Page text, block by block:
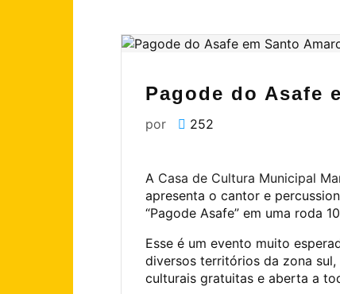
Pagode do Asafe
por 252
A Casa de Cultura Municipal
apresenta o cantor e
“Pagode Asafe” em uma roda
Esse é um evento muito
diversos territórios da zona
culturais gratuitas e aberta a